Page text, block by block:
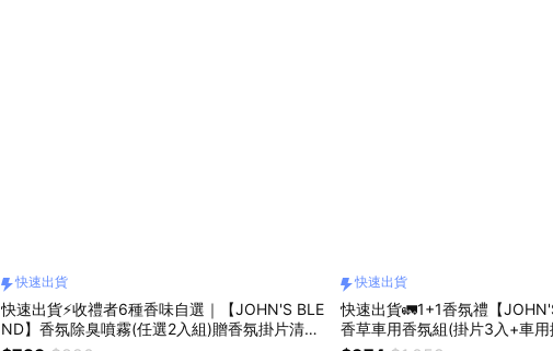
快速出貨
快速出貨⚡收禮者6種香味自選｜【JOHN'S BLE
ND】香氛除臭噴霧(任選2入組)贈香氛掛片清澈
快速出貨
快速出貨🚛1+1香氛禮【
香草車用香氛組(掛片3入+車